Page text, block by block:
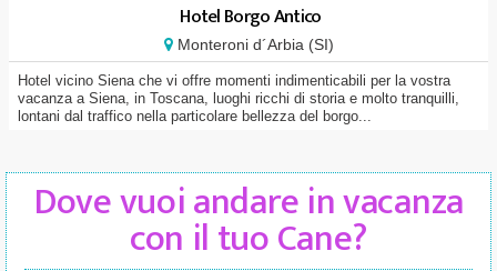
Hotel Borgo Antico
Monteroni d´Arbia (SI)
Hotel vicino Siena che vi offre momenti indimenticabili per la vostra
vacanza a Siena, in Toscana, luoghi ricchi di storia e molto tranquilli,
lontani dal traffico nella particolare bellezza del borgo...
Dove vuoi andare in vacanza
con il tuo Cane?